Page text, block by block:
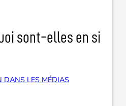
sont-elles en si
DANS LES MÉDIAS